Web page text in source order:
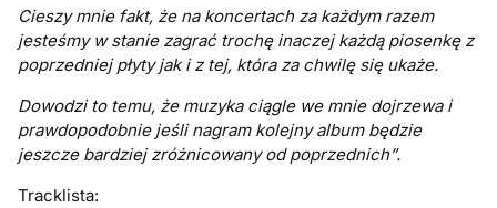
Cieszy mnie fakt, że na koncertach za każdym razem
jesteśmy w stanie zagrać trochę inaczej każdą piosenkę z
poprzedniej płyty jak i z tej, która za chwilę się ukaże.
Dowodzi to temu, że muzyka ciągle we mnie dojrzewa i
prawdopodobnie jeśli nagram kolejny album będzie
jeszcze bardziej zróżnicowany od poprzednich”.
Tracklista: